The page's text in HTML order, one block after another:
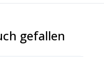
gefallen4.7